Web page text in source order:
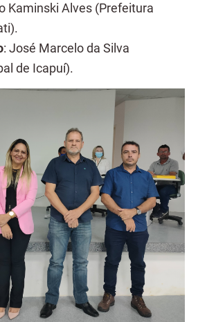
Kaminski Alves (Prefeitura
: José Marcelo da Silva
de Icapuí).